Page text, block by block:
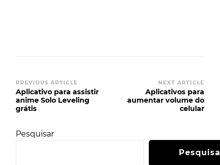
PREVIOUS ARTICLE
Aplicativo para assistir
anime Solo Leveling
grátis
NEXT ARTICLE
Aplicativos para
aumentar volume do
celular
Pesquisar